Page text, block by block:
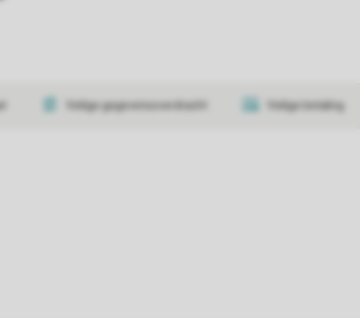
Veilige gegevensoverdracht Veilige betaling